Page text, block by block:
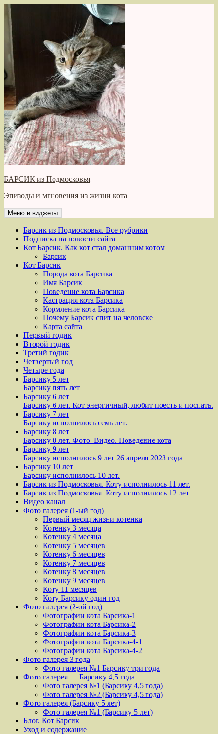
Перейти
содержимому
БАРСИК из Подмосковья
Эпизоды и мгновения из жизни кота
Меню и виджеты
Барсик из Подмосковья. Все рубрики
Подписка на новости сайта
Кот Барсик. Как кот стал домашним котом
Барсик
Кот Барсик
Порода кота Барсика
Имя Барсик
Поведение кота Барсика
Кастрация кота Барсика
Кормление кота Барсика
Почему Барсик спит на человеке
Карта сайта
Первый годик
Второй годик
Третий годик
Четвертый год
Четыре года
Барсику 5 лет
Барсику пять лет
Барсику 6 лет
Барсику 6 лет. Кот энергичный, любит поесть и поспать.
Барсику 7 лет
Барсику исполнилось семь лет.
Барсику 8 лет
Барсику 8 лет. Фото. Видео. Поведение кота
Барсику 9 лет
Барсику исполнилось 9 лет 26 апреля 2023 года
Барсику 10 лет
Барсику исполнилось 10 лет.
Барсик из Подмосковья. Коту исполнилось 11 лет.
Барсик из Подмосковья. Коту исполнилось 12 лет
Видео канал
Фото галерея (1-ый год)
Первый месяц жизни котенка
Котенку 3 месяца
Котенку 4 месяца
Котенку 5 месяцев
Котенку 6 месяцев
Котенку 7 месяцев
Котенку 8 месяцев
Котенку 9 месяцев
Коту 11 месяцев
Коту Барсику один год
Фото галерея (2-ой год)
Фотографии кота Барсика-1
Фотографии кота Барсика-2
Фотографии кота Барсика-3
Фотографии кота Барсика-4-1
Фотографии кота Барсика-4-2
Фото галерея 3 года
Фото галерея №1 Барсику три года
Фото галерея — Барсику 4,5 года
Фото галерея №1 (Барсику 4,5 года)
Фото галерея №2 (Барсику 4,5 года)
Фото галерея (Барсику 5 лет)
Фото галерея №1 (Барсику 5 лет)
Блог. Кот Барсик
Уход и содержание